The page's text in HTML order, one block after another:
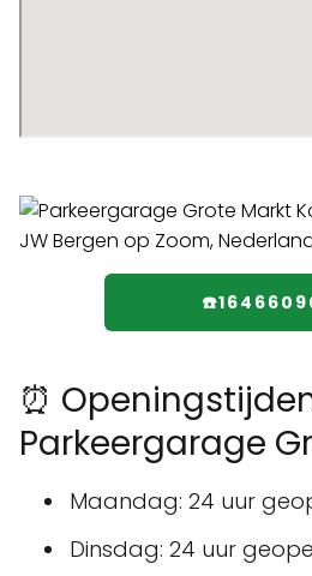
⏰
Parkeergarage
Maandag: 24 uur
Dinsdag: 24 uur